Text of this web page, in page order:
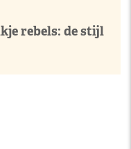
rebels: de stijl